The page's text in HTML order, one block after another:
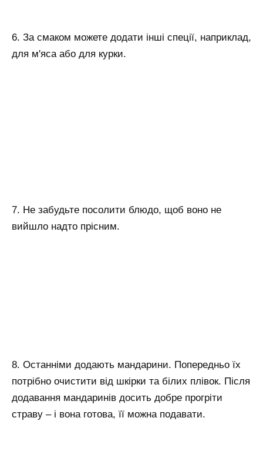
6. За смаком можете додати інші спеції, наприклад,
для м'яса або для курки.
7. Не забудьте посолити блюдо, щоб воно не
вийшло надто прісним.
8. Останніми додають мандарини. Попередньо їх
потрібно очистити від шкірки та білих плівок. Після
додавання мандаринів досить добре прогріти
страву – і вона готова, її можна подавати.